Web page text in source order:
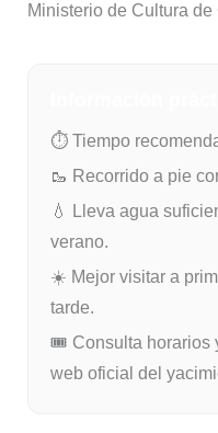
Ministerio de Cultura
⏱ Tiempo
🥾 Recorrido a pie
💧 Lleva agua
verano.
☀️ Mejor visitar a
tarde.
🎟 Consulta horarios
web oficial del